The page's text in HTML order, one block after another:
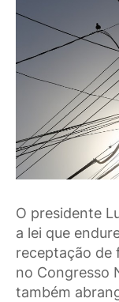
O presidente
a lei que
receptação de
no Congresso
também